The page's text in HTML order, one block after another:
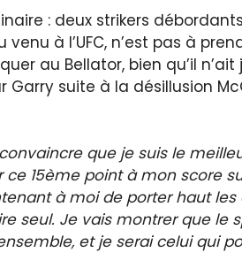
: deux strikers
venu à l’UFC, n’est pas à
au Bellator, bien qu’il
Garry suite à la désillusion
que je suis le
15ème point à mon score
à moi de porter haut les
seul. Je vais montrer que le
et je serai celui qui